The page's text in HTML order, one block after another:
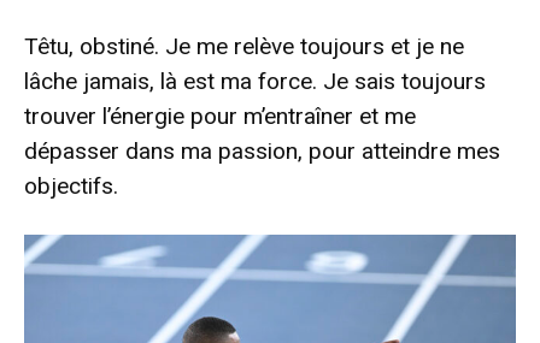
Têtu, obstiné. Je me relève toujours et je ne
lâche jamais, là est ma force. Je sais toujours
trouver l’énergie pour m’entraîner et me
dépasser dans ma passion, pour atteindre mes
objectifs.